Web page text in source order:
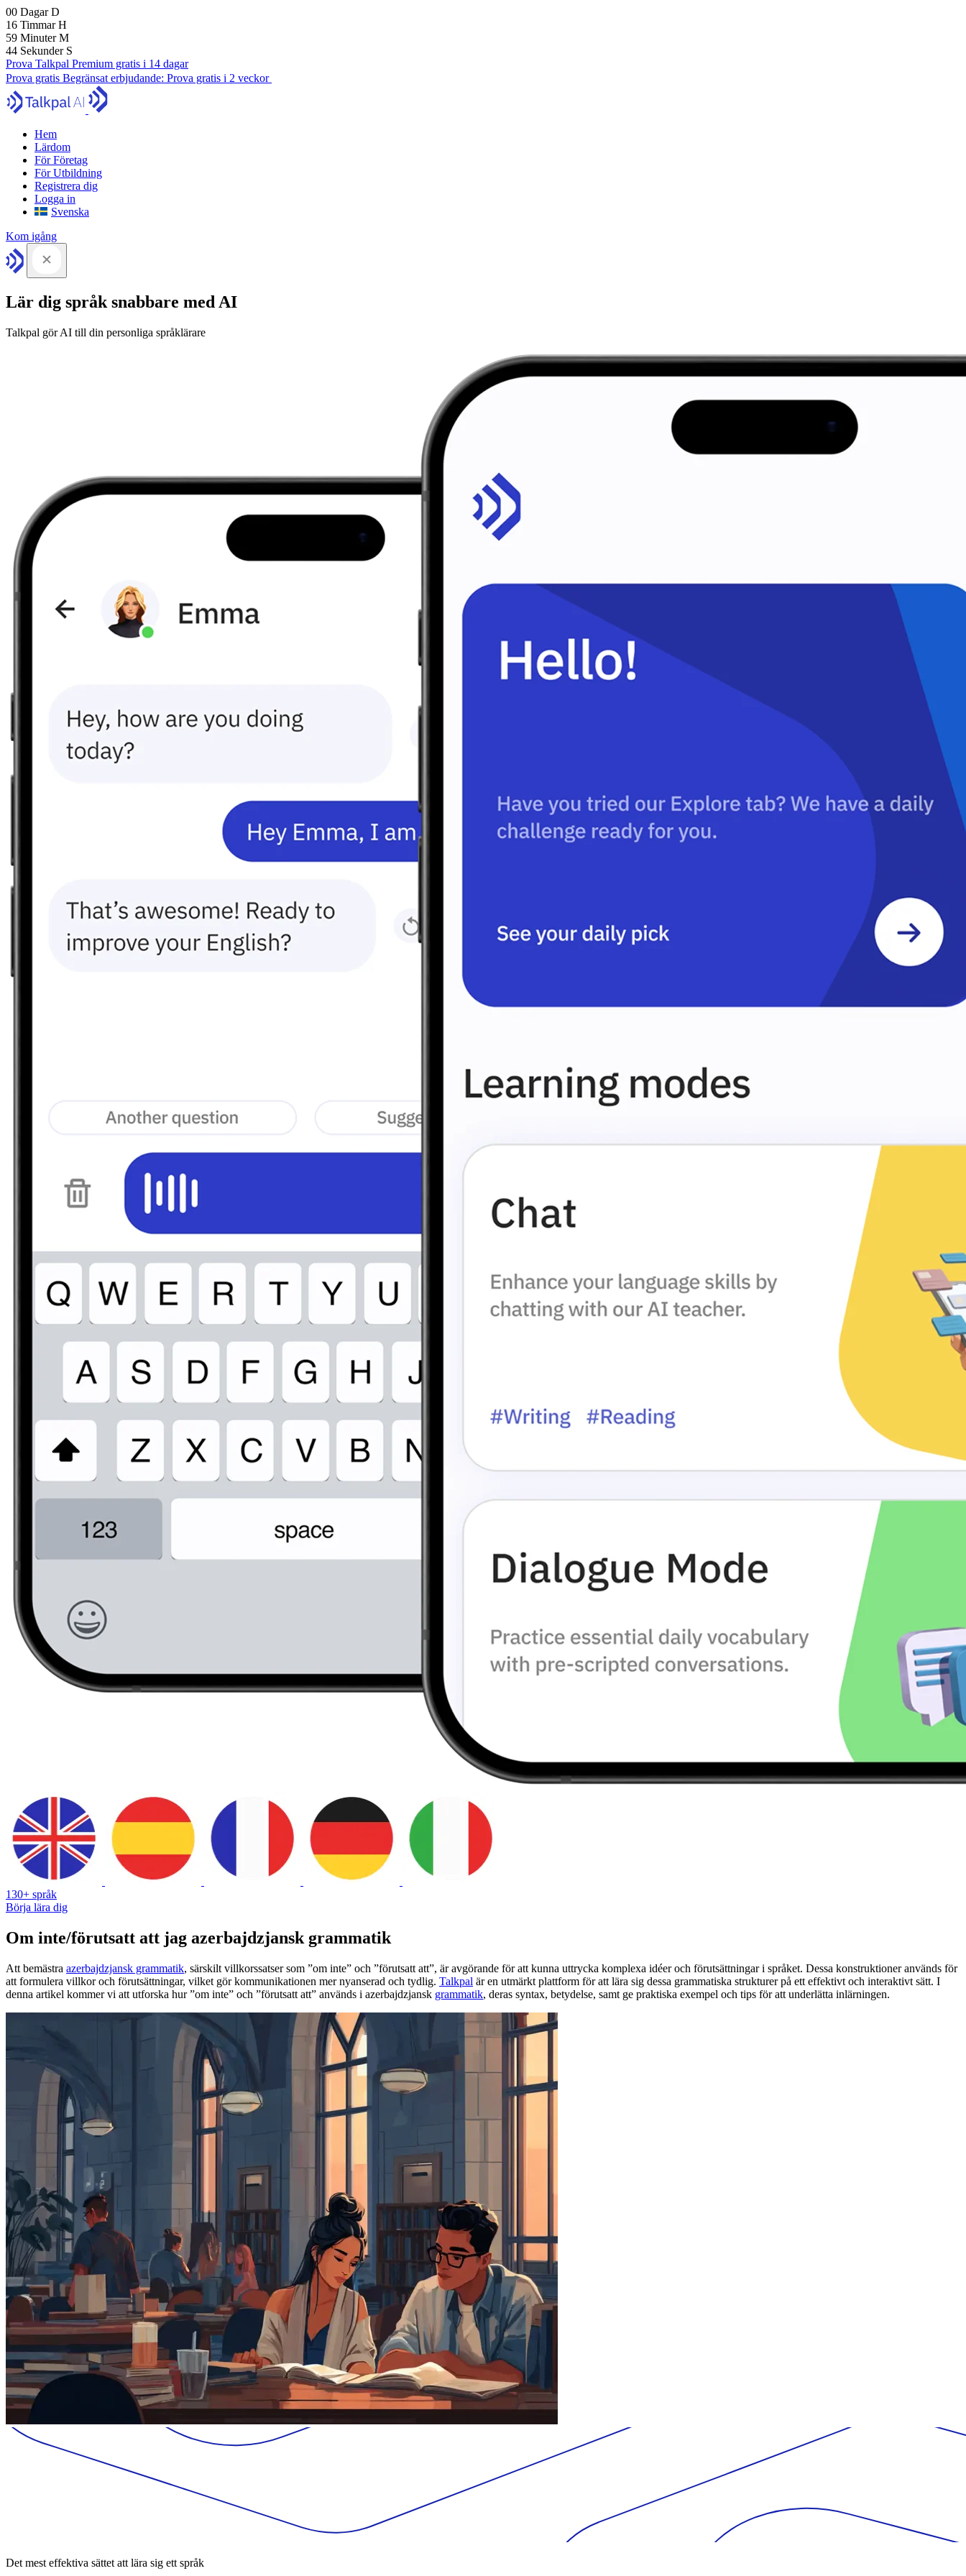
00 DagarD
16 TimmarH
59 MinuterM
43 Sekunder S
Prova Talkpal Premium gratis i 14 dagar
Prova gratis Begränsat erbjudande: Prova gratis i 2 veckor
Hem
Lärdom
För Företag
För Utbildning
Registrera dig
Logga in
Svenska
Kom igång
Lär dig språk snabbare med AI
Talkpal gör AI till din personliga språklärare
130+ språk
Börja lära dig
Om inte/förutsatt att jag azerbajdzjansk grammatik
Att bemästra azerbajdzjansk grammatik, särskilt villkorssatser som ”om inte” och ”förutsatt att”, är avgörande för att kunna uttrycka komplexa idéer och förutsättningar i språket. Dessa konstruktioner används för
att formulera villkor och förutsättningar, vilket gör kommunikationen mer nyanserad och tydlig. Talkpal är en utmärkt plattform för att lära sig dessa grammatiska strukturer på ett effektivt och interaktivt sätt. I
denna artikel kommer vi att utforska hur ”om inte” och ”förutsatt att” används i azerbajdzjansk grammatik, deras syntax, betydelse, samt ge praktiska exempel och tips för att underlätta inlärningen.
Det mest effektiva sättet att lära sig ett språk